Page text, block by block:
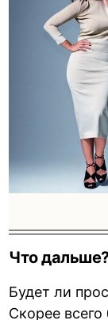
Что
Будет ли
Скорее всего